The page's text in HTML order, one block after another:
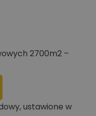
2700m2 –